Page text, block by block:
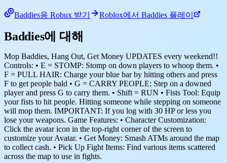
Baddies용 Robux 받기 Roblox에서 Baddies 플레이
Baddies에 대해
Mop Baddies, Hang Out, Get Money UPDATES every weekend!!
Controls: • E = STOMP: Stomp on down players to whoop them. •
F = PULL HAIR: Charge your blue bar by hitting others and press
F to get people bald • G = CARRY PEOPLE: Step on a downed
player and press G to carry them. • Shift = RUN • Fists Tool: Equip
your fists to hit people. Hitting someone while stepping on someone
will mop them. IMPORTANT: If you log with 30 HP or less you
lose your weapons. Game Features: • Character Customization:
Click the avatar icon in the top-right corner of the screen to
customize your Avatar. • Get Money: Smash ATMs around the map
to collect cash. • Pick Up Fight Items: Find various items scattered
across the map to use in fights.